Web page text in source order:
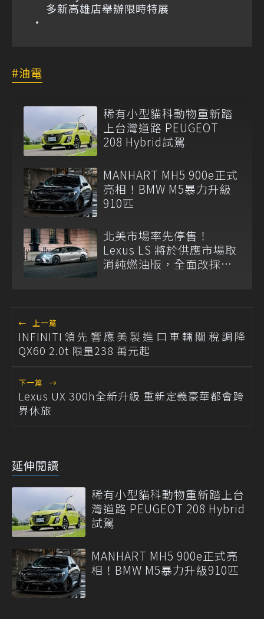
多新高雄店舉辦限時特展
油電
稀有小型貓科動物重新踏
上台灣道路 PEUGEOT
208 Hybrid試駕
MANHART MH5 900e正式
亮相！BMW M5暴力升級
910匹
北美市場率先停售！
Lexus LS 將於供應市場取
消純燃油版，全面改採單
← 上一篇
INFINITI領先響應美製進口車輛關稅調降
QX60 2.0t 限量238 萬元起
下一篇 →
Lexus UX 300h全新升級 重新定義豪華都會跨
界休旅
延伸閱讀
稀有小型貓科動物重新踏上台
灣道路 PEUGEOT 208 Hybrid
試駕
MANHART MH5 900e正式亮
相！BMW M5暴力升級910匹